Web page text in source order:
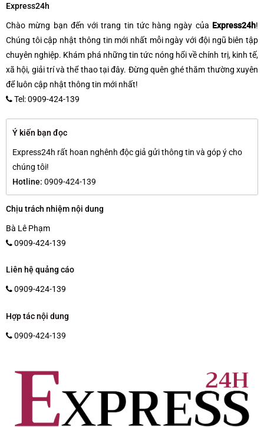
Express24h
Chào mừng bạn đến với trang tin tức hàng ngày của Express24h!
Chúng tôi cập nhật thông tin mới nhất mỗi ngày với đội ngũ biên tập
chuyên nghiệp. Khám phá những tin tức nóng hổi về chính trị, kinh tế,
xã hội, giải trí và thể thao tại đây. Đừng quên ghé thăm thường xuyên
để luôn cập nhật thông tin mới nhất!
Tel: 0909-424-139
Ý kiến bạn đọc
Express24h rất hoan nghênh độc giả gửi thông tin và góp ý cho
chúng tôi!
Hotline: 0909-424-139
Chịu trách nhiệm nội dung
Bà Lê Phạm
0909-424-139
Liên hệ quảng cáo
0909-424-139
Hợp tác nội dung
0909-424-139